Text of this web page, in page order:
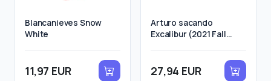
Blancanieves Snow
White
11,97 EUR
Arturo sacando
Excalibur (2021 Fall
27,94 EUR